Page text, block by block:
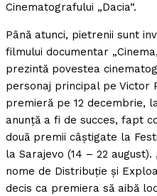
Cinematografului „Dacia“.
Până atunci, pietrenii sunt
filmului documentar
prezintă povestea
personaj principal pe
premieră pe 12 decembrie,
anunţă a fi de succes, fapt
două premii câştigate la
la Sarajevo (14 – 22
nome de Distribuţie şi
decis ca premiera să aibă